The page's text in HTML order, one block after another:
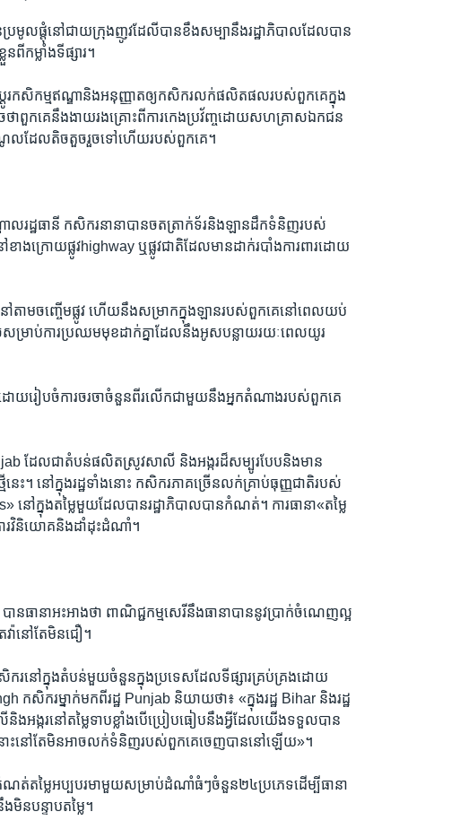
រមូល​ផ្តុំ​នៅ​ជាយ​ក្រុង​ញូវដែលី​បាន​ខឹង​សម្បា​នឹង​រដ្ឋា​ភិបាល​ដែល​បាន
ពី​កម្លាំង​ទីផ្សារ។
តូរ​កសិកម្ម​ឥណ្ឌា​និង​អនុញ្ញាត​ឲ្យ​កសិករ​លក់​ផលិត​ផល​របស់​ពួកគេ​ក្នុង​
ថា​ពួកគេ​នឹង​ងាយ​រងគ្រោះ​ពី​ការ​កេងប្រវ័ញ្ច​ដោយ​សហគ្រាស​ឯកជន​
ណូល​ដែល​តិច​តួច​រួច​ទៅហើយ​របស់​ពួកគេ។​
តាល​រដ្ឋធានី កសិករ​នានា​បាន​ចត​ត្រាក់ទ័រ​និង​ឡាន​ដឹក​ទំនិញ​របស់​
ក្រោយ​ផ្លូវhighway ឬ​ផ្លូវជាតិ​ដែល​មាន​ដាក់​របាំង​ការពារ​ដោយ​
នៅ​តាម​ចញ្ចើម​ផ្លូវ ហើយ​នឹង​សម្រាក​ក្នុង​ឡាន​របស់​ពួកគេនៅពេល​យប់
សម្រាប់​ការ​ប្រឈម​មុខ​ដាក់​គ្នា​ដែល​នឹង​អូស​បន្លាយ​រយៈ​ពេល​យូរ​
ោយ​រៀបចំ​ការ​ចរចា​ចំនួន​ពីរ​លើក​ជាមួយ​នឹង​អ្នក​តំណាង​របស់​ពួកគេ
ដែល​ជា​តំបន់​ផលិត​ស្រូវ​សាលី និង​អង្ករ​ដ៏​សម្បូរបែប​និង​មាន​
នេះ។ នៅ​ក្នុង​រដ្ឋ​ទាំង​នោះ កសិករ​ភាគ​ច្រើនលក់​គ្រាប់​ធុញ្ញជាតិ​របស់​
នៅ​ក្នុង​តម្លៃ​មួយ​ដែល​បាន​រដ្ឋាភិបាល​បាន​កំណត់។ ការ​ធានា«តម្លៃ
ារ​វិនិយោគ​និង​ដាំដុះ​ដំណាំ។
ន​ធានាអះអាង​ថា ​ពាណិជ្ជកម្ម​សេរី​នឹង​ធានា​បាន​នូវ​ប្រាក់​ចំណេញ​ល្អ​
ា​នៅ​តែ​មិន​ជឿ។
នៅ​ក្នុង​តំបន់​មួយចំនួន​ក្នុង​ប្រទេស​ដែល​ទីផ្សារ​គ្រប់គ្រង​ដោយ​
កសិករ​ម្នាក់​មក​ពី​រដ្ឋ Punjab ​និយាយ​ថា៖ «ក្នុង​រដ្ឋ Bihar និង​រដ្ឋ
ង្ករ​នៅ​តម្លៃ​ទាប​ខ្លាំង​បើប្រៀប​ធៀបនឹង​អ្វី​ដែល​យើង​ទទួល​បាន​
ះ​នៅ​តែមិនអាច​លក់​ទំនិញ​របស់​ពួកគេ​ចេញ​បាន​នៅ​ឡើយ»។​
កំណត់​តម្លៃ​អប្បបរមា​មួយ​សម្រាប់​ដំណាំ​ធំៗ​ចំនួន​២៤​ប្រភេទ​ដើម្បី​ធានា​
ន​បន្ទាប​តម្លៃ។​